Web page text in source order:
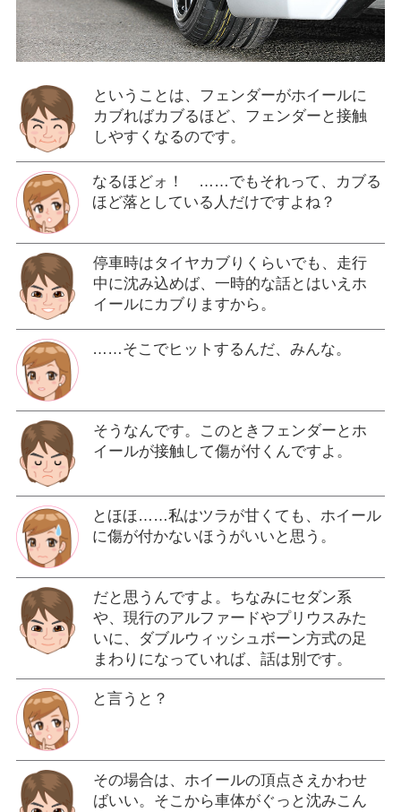
ということは、フェンダーがホイールに
カブればカブるほど、フェンダーと接触
しやすくなるのです。
なるほどォ！ ……でもそれって、カブる
ほど落としている人だけですよね？
停車時はタイヤカブりくらいでも、走行
中に沈み込めば、一時的な話とはいえホ
イールにカブりますから。
……そこでヒットするんだ、みんな。
そうなんです。このときフェンダーとホ
イールが接触して傷が付くんですよ。
とほほ……私はツラが甘くても、ホイール
に傷が付かないほうがいいと思う。
だと思うんですよ。ちなみにセダン系
や、現行のアルファードやプリウスみた
いに、ダブルウィッシュボーン方式の足
まわりになっていれば、話は別です。
と言うと？
その場合は、ホイールの頂点さえかわせ
ばいい。そこから車体がぐっと沈みこん